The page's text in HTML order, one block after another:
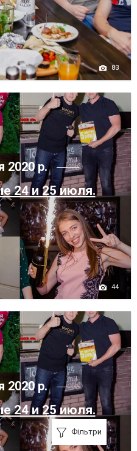
83
2020 р.
24 и 25 июля.
44
2020 р.
24 и 25 июля.
Фільтри